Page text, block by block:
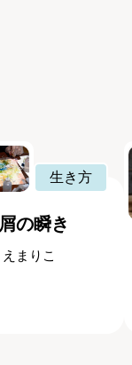
生き方
の瞬き
まりこ